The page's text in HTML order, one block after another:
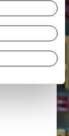
de Patan